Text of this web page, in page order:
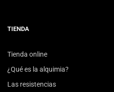
TIENDA
Tienda online
¿Qué es la alquimia?
Las resistencias